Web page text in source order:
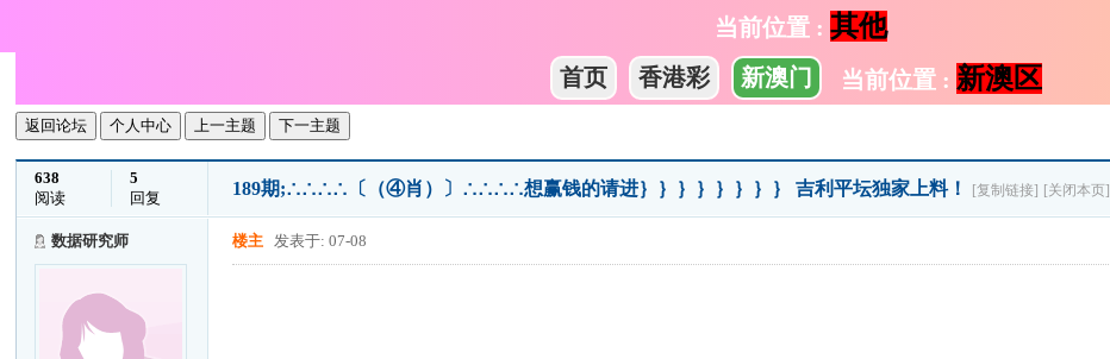
当前位置 : 其他
首页 香港彩 新澳门 当前位置 : 新澳区
返回论坛 个人中心 上一主题 下一主题
638
阅读
5
回复
189期;∴∴∴∴〔（④肖）〕∴∴∴∴想赢钱的请进｝｝｝｝｝｝｝｝ 吉利平坛独家上料！ [复制链接] [关闭本页]
数据研究师 楼主 发表于: 07-08